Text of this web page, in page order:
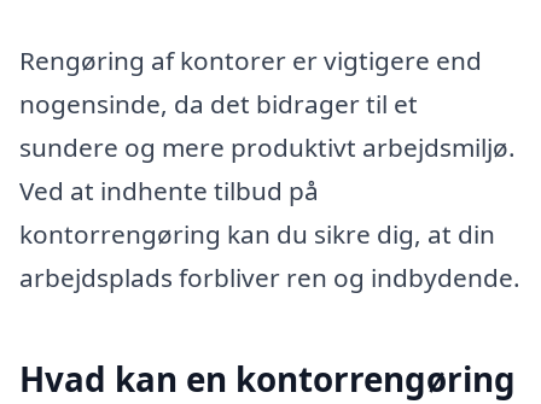
Rengøring af kontorer er vigtigere end
nogensinde, da det bidrager til et
sundere og mere produktivt arbejdsmiljø.
Ved at indhente tilbud på
kontorrengøring kan du sikre dig, at din
arbejdsplads forbliver ren og indbydende.
Hvad kan en kontorrengøring